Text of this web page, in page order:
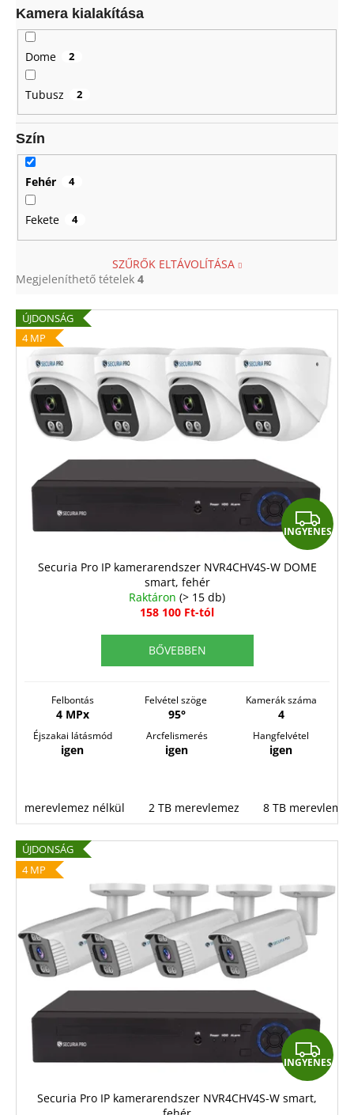
Kamera kialakítása
Dome 2
Tubusz 2
Szín
Fehér 4
Fekete 4
SZŰRŐK ELTÁVOLÍTÁSA
Megjeleníthető tételek 4
T
e
m
ÚJDONSÁG
4 MP
I
N
INGYENES
Securia Pro IP kamerarendszer NVR4CHV4S-W DOME
smart, fehér
Raktáron (> 15 db)
158 100 Ft-tól
BŐVEBBEN
Felbontás
4 MPx
Felvétel szöge
95°
Kamerák száma
4
Éjszakai látásmód
igen
Arcfelismerés
igen
Hangfelvétel
igen
merevlemez nélkül 2 TB merevlemez 8 TB merevlemez
ÚJDONSÁG
4 MP
I
N
INGYENES
Securia Pro IP kamerarendszer NVR4CHV4S-W smart,